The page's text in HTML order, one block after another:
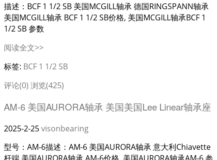
描述：BCF 1 1/2 SB 美国MCGILL轴承 德国RINGSPANN轴承
美国MCGILL轴承 BCF 1 1/2 SB价格, 美国MCGILL轴承BCF 1
1/2 SB 参数
阅读全文>>
标签: BCF 1 1/2 SB
评论(0) 浏览(425)
AM-6 美国AURORA轴承 美国美国Lee Linear轴承座
2025-2-25visonbearing
型号：AM-6描述：AM-6 美国AURORA轴承 意大利Chiavette